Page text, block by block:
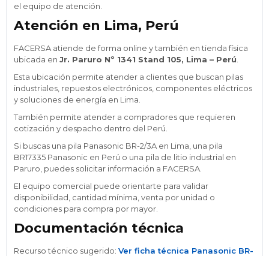
el equipo de atención.
Atención en Lima, Perú
FACERSA atiende de forma online y también en tienda física
ubicada en Jr. Paruro Nº 1341 Stand 105, Lima – Perú
Esta ubicación permite atender a clientes que buscan pilas
industriales, repuestos electrónicos, componentes eléctricos
y soluciones de energía en Lima.
También permite atender a compradores que requieren
cotización y despacho dentro del Perú.
Si buscas una pila Panasonic BR-2/3A en Lima, una pila
BR17335 Panasonic en Perú o una pila de litio industrial en
Paruro, puedes solicitar información a FACERSA.
El equipo comercial puede orientarte para validar
disponibilidad, cantidad mínima, venta por unidad o
condiciones para compra por mayor.
Documentación técnica
Recurso técnico sugerido: Ver ficha técnica Panasonic BR-